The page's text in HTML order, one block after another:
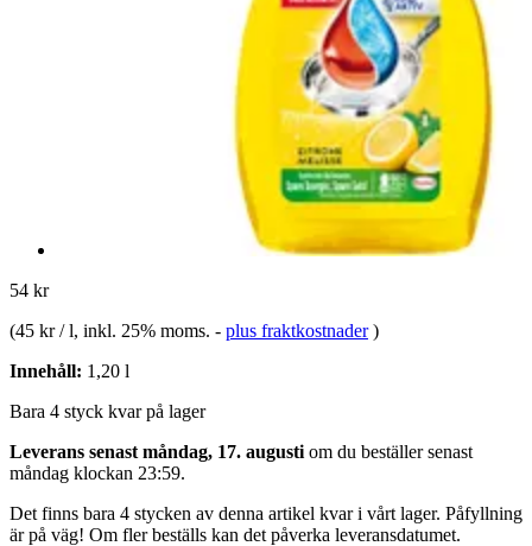
54 kr
(45 kr / l, inkl. 25% moms. - plus fraktkostnader )
Innehåll: 1,20 l
Bara 4 styck kvar på lager
Leverans senast måndag, 17. augusti om du beställer senast
måndag klockan 23:59.
Det finns bara 4 stycken av denna artikel kvar i vårt lager. Påfyllning
är på väg! Om fler beställs kan det påverka leveransdatumet.